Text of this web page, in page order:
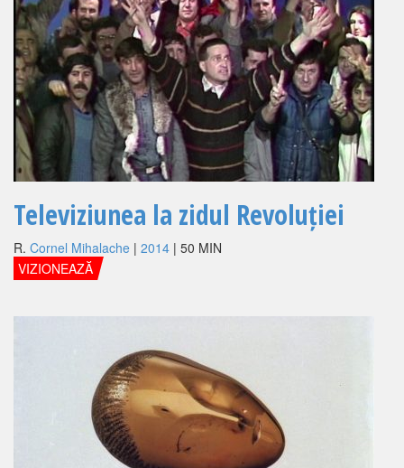
Televiziunea la zidul Revoluției
R. Cornel Mihalache | 2014 | 50 MIN
VIZIONEAZĂ